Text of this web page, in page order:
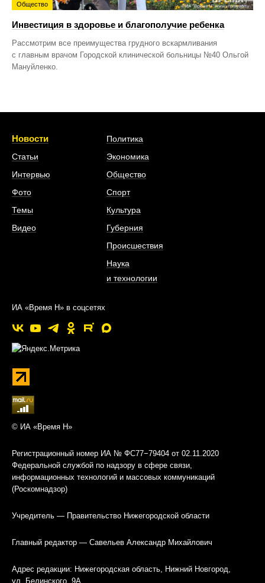
Общество
Инвестиция в здоровье и благополучие ребенка
Рассмотрим все преимущества грудного вскармливания
с главным врачом Городской клинической больницы №40 Ольгой
Мануйленко.
Новости
Статьи
Интервью
Фото
Темы
Видео
Политика
Экономика
Общество
Спорт
Культура
Губерния
Происшествия
Наука
и технологии
ИА «Время Н» в соцсетях
© ИА «Время Н»
Регистрационный номер ИА № ФС77−79404 от 02.11.2020
Федеральной службой по надзору в сфере связи,
информационных технологий и массовых коммуникаций
(Роскомнадзор)
Учредитель — Правительство Нижегородской области
Главный редактор — Савельев Александр Михайлович
Адрес редакции: Нижегородская область, Нижний Новгород,
ул. Белинского, 9А